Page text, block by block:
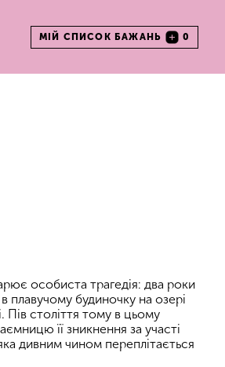
МІЙ СПИСОК БАЖАНЬ 0
особиста трагедія: два роки
плавучому будиночку на озері
Пів століття тому в цьому
її зникнення за участі
дивним чином переплітається